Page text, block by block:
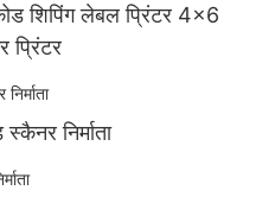
शिपिंग लेबल प्रिंटर 4x6
प्रिंटर
निर्माता